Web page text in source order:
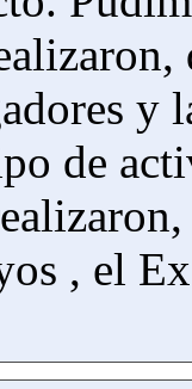
y
de
, el